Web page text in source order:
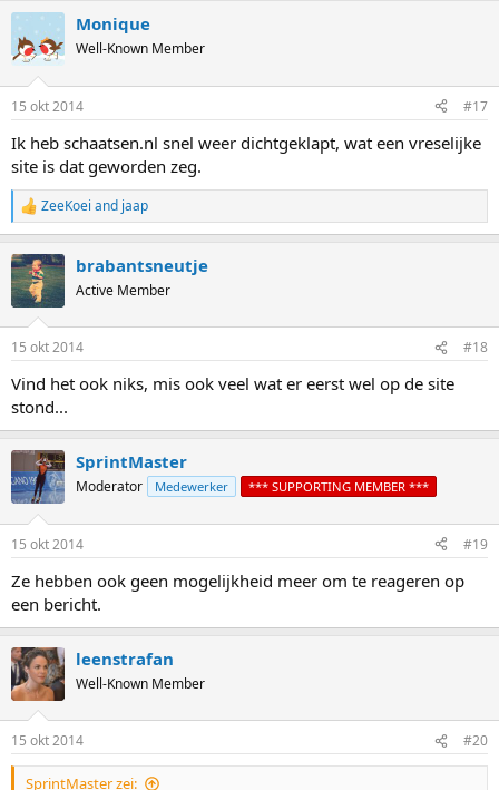
c
t
i
s
Monique
Well-Known Member
15 okt 2014 #17
Ik heb schaatsen.nl snel weer dichtgeklapt, wat een vreselijke
site is dat geworden zeg.
R
e
c
t
i
s
ZeeKoei and jaap
brabantsneutje
Active Member
15 okt 2014 #18
Vind het ook niks, mis ook veel wat er eerst wel op de site
stond...
SprintMaster
Moderator Medewerker *** SUPPORTING MEMBER ***
15 okt 2014 #19
Ze hebben ook geen mogelijkheid meer om te reageren op
een bericht.
leenstrafan
Well-Known Member
15 okt 2014 #20
SprintMaster zei: